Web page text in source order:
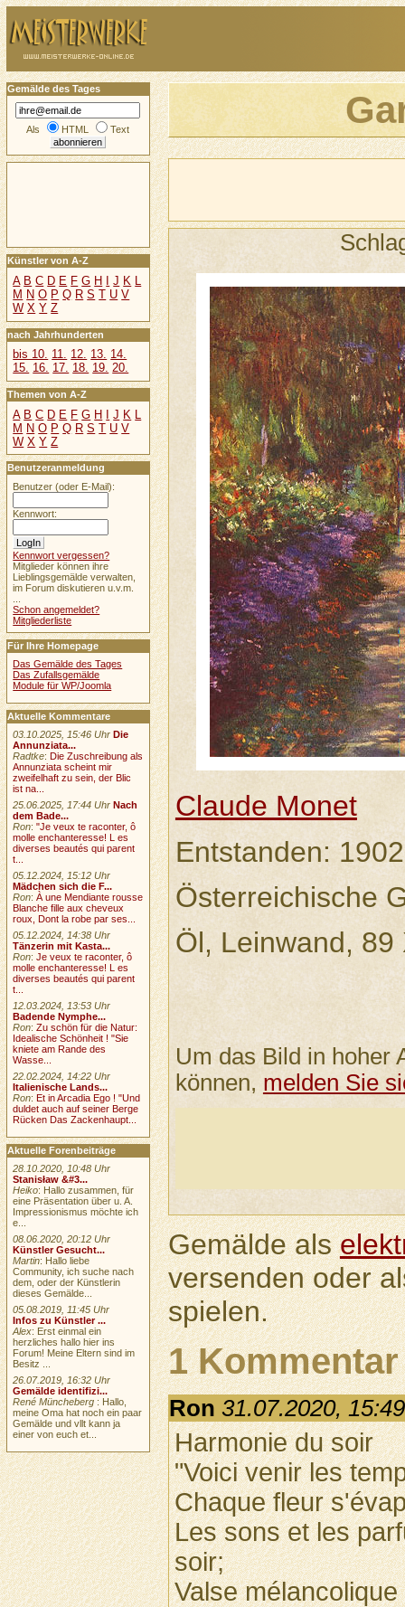
Claude Monet
Entstanden: 1902
Österreichische
Öl, Leinwand, 89
Um das Bild in hoher
können, melden Sie
Gemälde als
versenden oder
spielen.
1
Ron 31.07.2020,
Harmonie du soir
"Voici venir les
Chaque fleur
Les sons et les
soir;
Valse
Gemälde des Tages
Als HTML Text
Künstler von A-Z
A B C D E F G H J K L
M N O P Q R S T U V
W X Y Z
nach Jahrhunderten
bis 10. 11. 12. 13. 14.
15. 16. 17. 18. 19. 20.
Themen von A-Z
A B C D E F G H I J K L
M N O P Q R S T U V
W X Y Z
Benutzeranmeldung
Benutzer (oder E-Mail):
Kennwort:
Kennwort vergessen?
Mitglieder können ihre
Lieblingsgemälde verwalten,
im Forum diskutieren u.v.m.
Schon angemeldet?
Mitgliederliste
Für Ihre Homepage
Das Gemälde des Tages
Das Zufallsgemälde
Module für WP/Joomla
Aktuelle Kommentare
03.10.2025, 15:46 Uhr Die
Annunziata...
Radtke: Die Zuschreibung als
Annunziata scheint mir
zweifelhaft zu sein, der Blic
ist na...
25.06.2025, 17:44 Uhr Nach
dem Bade...
Ron:"Je veux te raconter, ô
molle enchanteresse! L es
diverses beautés qui parent
t...
05.12.2024, 15:12 Uhr
Mädchen sich die F...
Ron:À une Mendiante rousse
Blanche fille aux cheveux
roux, Dont la robe par ses...
05.12.2024, 14:38 Uhr
Tänzerin mit Kasta...
Ron:Je veux te raconter, ô
molle enchanteresse! L es
diverses beautés qui parent
t...
12.03.2024, 13:53 Uhr
Badende Nymphe...
Ron:Zu schön für die Natur:
Idealische Schönheit ! "Sie
kniete am Rande des
Wasse...
22.02.2024, 14:22 Uhr
Italienische Lands...
Ron:Et in Arcadia Ego ! "Und
duldet auch auf seiner Berge
Rücken Das Zackenhaupt...
Aktuelle Forenbeiträge
28.10.2020, 10:48 Uhr
Stanisław &#3...
Heiko: Hallo zusammen, für
eine Präsentation über u. A.
Impressionismus möchte ich
e...
08.06.2020, 20:12 Uhr
Künstler Gesucht...
Martin: Hallo liebe
Community, ich suche nach
dem, oder der Künstlerin
dieses Gemälde...
05.08.2019, 11:45 Uhr
Infos zu Künstler ...
Alex: Erst einmal ein
herzliches hallo hier ins
Forum! Meine Eltern sind im
Besitz ...
26.07.2019, 16:32 Uhr
Gemälde identifizi...
René Müncheberg : Hallo,
meine Oma hat noch ein paar
Gemälde und vllt kann ja
einer von euch et...